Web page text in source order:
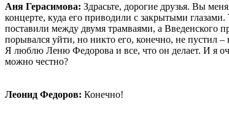
Аня Герасимова: Здрасьте, дорогие друзья. Вы
концерте, куда его приводили с закрытыми
поставили между двумя трамваями, а Введенского
порывался уйти, но никто его, конечно, не пустил –
Я люблю Леню Федорова и все, что он делает. И я
можно честно?
Леонид Федоров: Конечно!